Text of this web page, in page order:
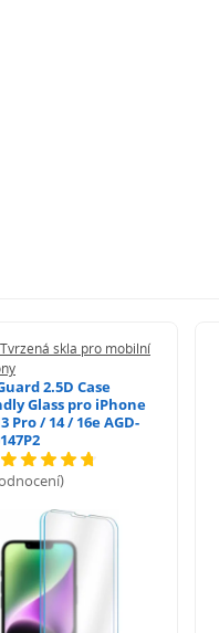
skla pro mobilní
2.5D Case
Glass pro iPhone
Pro / 14 / 16e AGD-